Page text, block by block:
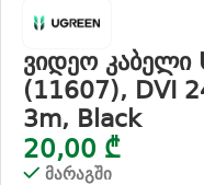
ვიდეო კაბელი
(11607), DVI
3m, Black
20,00 ₾
მარაგში